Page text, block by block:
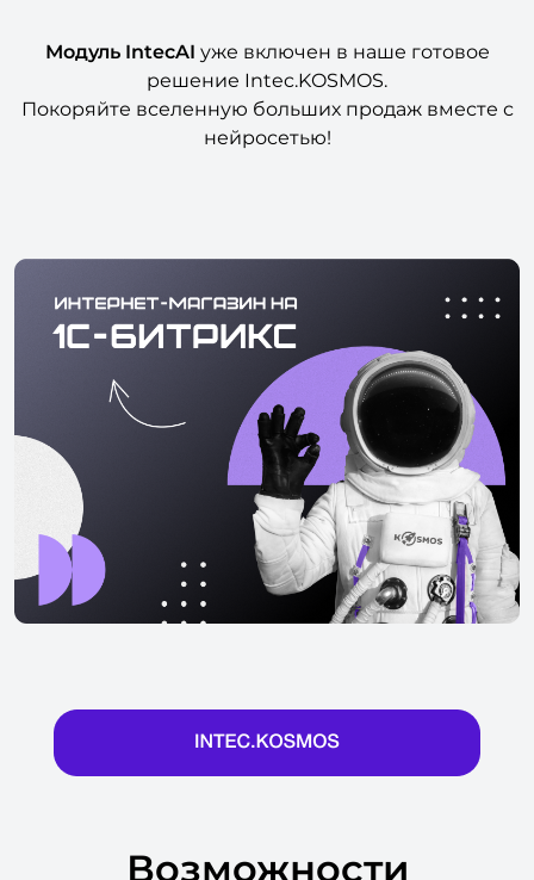
Модуль IntecAI уже включен в наше готовое
решение Intec.KOSMOS.
Покоряйте вселенную больших продаж вместе с
нейросетью!
Возможности